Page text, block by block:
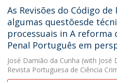
As Revisões do Código de
algumas questõesde
processuais in A reforma
Penal Português em
José Damião da Cunha (with José
Revista Portuguesa de Ciência